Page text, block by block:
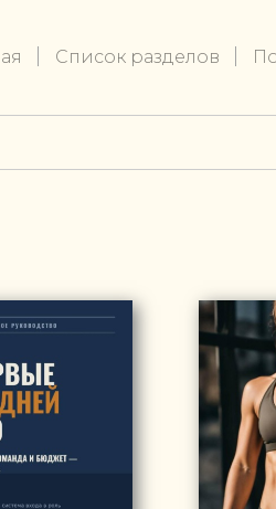
Список разделов